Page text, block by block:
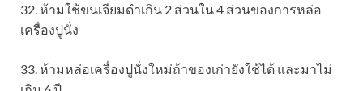
32. ห้ามใช้ขนเจียมดำเกิน 2 ส่วนใน 4 ส่วนของการหล่อ
เครื่องปูนั่ง
33. ห้ามหล่อเครื่องปูนั่งใหม่ถ้าของเก่ายังใช้ได้ และมาไม่